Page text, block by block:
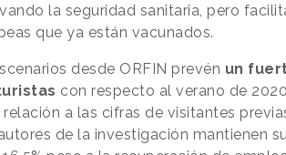
la seguridad sanitaria, pero
que ya están vacunados.
desde ORFIN prevén un
con respecto al verano de
a las cifras de visitantes
de la investigación mantienen